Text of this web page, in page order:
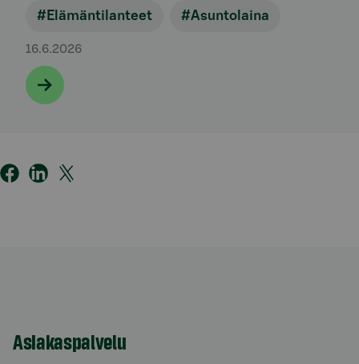
#Elämäntilanteet #Asuntolaina
16.6.2026
Asiakaspalvelu